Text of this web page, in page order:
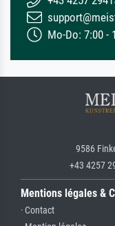
Mo-Do: 7:00 -
9586
+43 4257
Mentions légales &
· Contact